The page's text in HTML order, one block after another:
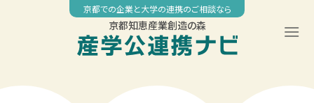
京都での企業と大学の連携のご相談なら
京都知恵産業創造の森